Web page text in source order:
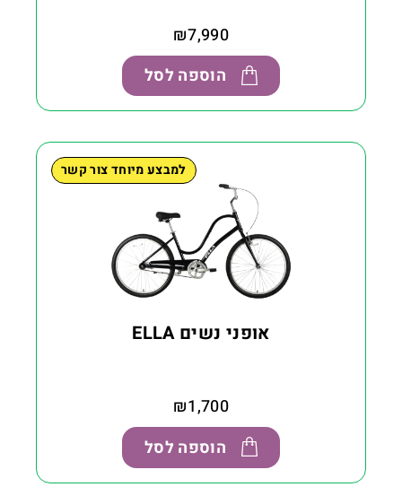
₪7,990
הוספה לסל
למבצע מיוחד צור קשר
אופני נשים ELLA
₪1,700
הוספה לסל